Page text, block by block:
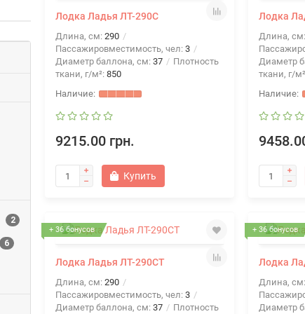
2
6
Лодка Ладья ЛТ-290С
Длина, см: 290
Пассажировместимость, чел: 3
Диаметр баллона, см: 37
Плотность
ткани, г/м²: 850
9215.00 грн.
Купить
Лодка
Длина, см:
Диаметр
ткани, г/
+ 36 бонусов
Лодка Ладья ЛТ-290СТ
Длина, см: 290
Пассажировместимость, чел: 3
Диаметр баллона, см: 37
Плотность
+ 36 бонусов
Лодка
Длина, см:
Диаметр